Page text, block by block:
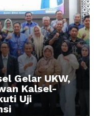
Gelar UKW,
Kalsel-
Uji